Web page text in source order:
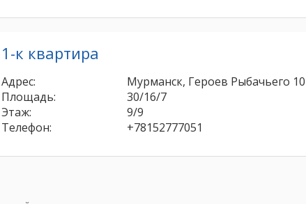
1-к квартира
Адрес:
Мурманск, Героев Рыбачьего 10
Площадь:
30/16/7
Этаж:
9/9
Телефон:
+78152777051